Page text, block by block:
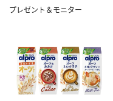
プレゼント＆モニター